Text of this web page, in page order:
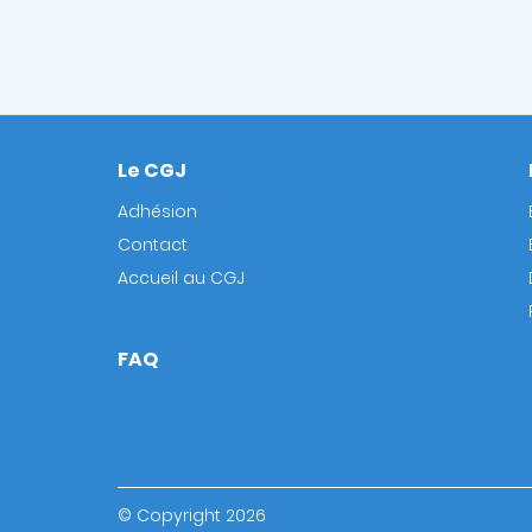
Footer
Le CGJ
Adhésion
Contact
Accueil au CGJ
FAQ
© Copyright 2026